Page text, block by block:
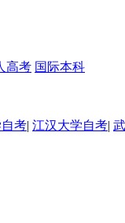
高考 国际本科
考| 江汉大学自考|